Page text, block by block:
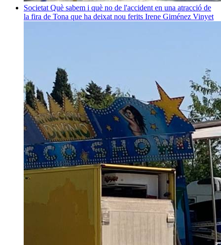
Societat Què sabem i què no de l'accident en una atracció de
la fira de Tona que ha deixat nou ferits Irene Giménez Vinyet